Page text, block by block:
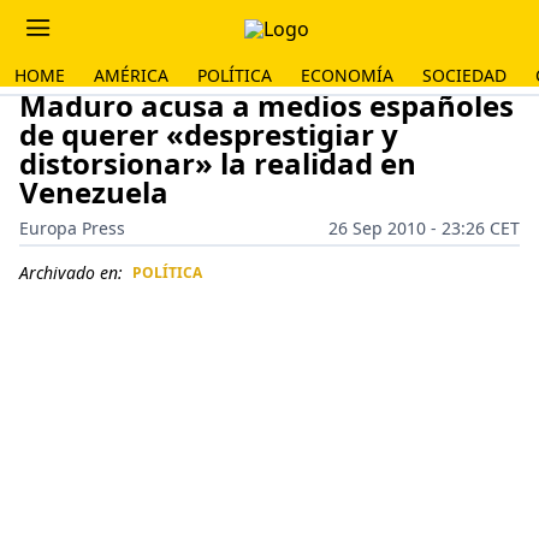
HOME AMÉRICA POLÍTICA ECONOMÍA SOCIEDAD
Maduro acusa a medios españoles
de querer «desprestigiar y
distorsionar» la realidad en
Venezuela
Europa Press
26 Sep 2010 - 23:26 CET
Archivado en: POLÍTICA